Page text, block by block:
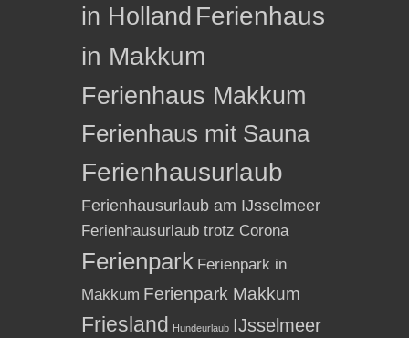
in Holland Ferienhaus
in Makkum
Ferienhaus Makkum
Ferienhaus mit Sauna
Ferienhausurlaub
Ferienhausurlaub am IJsselmeer
Ferienhausurlaub trotz Corona
Ferienpark Ferienpark in
Makkum Ferienpark Makkum
Friesland Hundeurlaub IJsselmeer